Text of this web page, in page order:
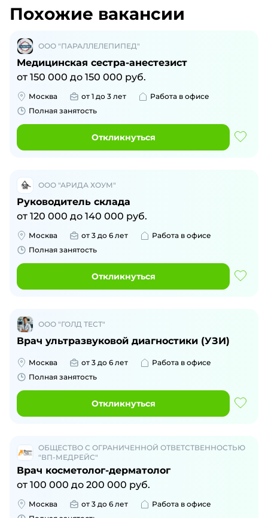
Похожие вакансии
ООО "ПАРАЛЛЕЛЕПИПЕД"
Медицинская сестра-анестезист
от 150 000 до 150 000 руб.
Москва от 1 до 3 лет
Работа в офисе
Полная занятость
Откликнуться
ООО "АРИДА ХОУМ"
Руководитель склада
от 120 000 до 140 000 руб.
Москва от 3 до 6 лет
Работа в офисе
Полная занятость
Откликнуться
ООО "ГОЛД ТЕСТ"
Врач ультразвуковой диагностики (УЗИ)
Москва от 3 до 6 лет
Работа в офисе
Полная занятость
Откликнуться
ОБЩЕСТВО С ОГРАНИЧЕННОЙ ОТВЕТСТВЕННОСТЬЮ
"ВП-МЕДРЕЙС"
Врач косметолог-дерматолог
от 100 000 до 200 000 руб.
Москва от 3 до 6 лет
Работа в офисе